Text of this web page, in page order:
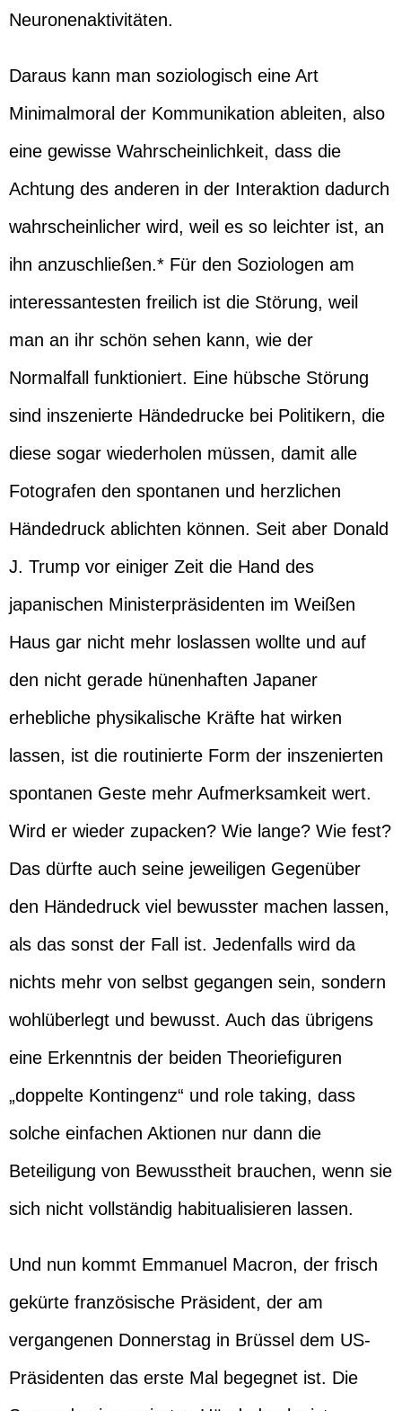
Neuronenaktivitäten.
Daraus kann man soziologisch eine Art
Minimalmoral der Kommunikation ableiten, also
eine gewisse Wahrscheinlichkeit, dass die
Achtung des anderen in der Interaktion dadurch
wahrscheinlicher wird, weil es so leichter ist, an
ihn anzuschließen.* Für den Soziologen am
interessantesten freilich ist die Störung, weil
man an ihr schön sehen kann, wie der
Normalfall funktioniert. Eine hübsche Störung
sind inszenierte Händedrucke bei Politikern, die
diese sogar wiederholen müssen, damit alle
Fotografen den spontanen und herzlichen
Händedruck ablichten können. Seit aber Donald
J. Trump vor einiger Zeit die Hand des
japanischen Ministerpräsidenten im Weißen
Haus gar nicht mehr loslassen wollte und auf
den nicht gerade hünenhaften Japaner
erhebliche physikalische Kräfte hat wirken
lassen, ist die routinierte Form der inszenierten
spontanen Geste mehr Aufmerksamkeit wert.
Wird er wieder zupacken? Wie lange? Wie fest?
Das dürfte auch seine jeweiligen Gegenüber
den Händedruck viel bewusster machen lassen,
als das sonst der Fall ist. Jedenfalls wird da
nichts mehr von selbst gegangen sein, sondern
wohlüberlegt und bewusst. Auch das übrigens
eine Erkenntnis der beiden Theoriefiguren
„doppelte Kontingenz“ und role taking, dass
solche einfachen Aktionen nur dann die
Beteiligung von Bewusstheit brauchen, wenn sie
sich nicht vollständig habitualisieren lassen.
Und nun kommt Emmanuel Macron, der frisch
gekürte französische Präsident, der am
vergangenen Donnerstag in Brüssel dem US-
Präsidenten das erste Mal begegnet ist. Die